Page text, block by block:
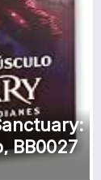
BB0027